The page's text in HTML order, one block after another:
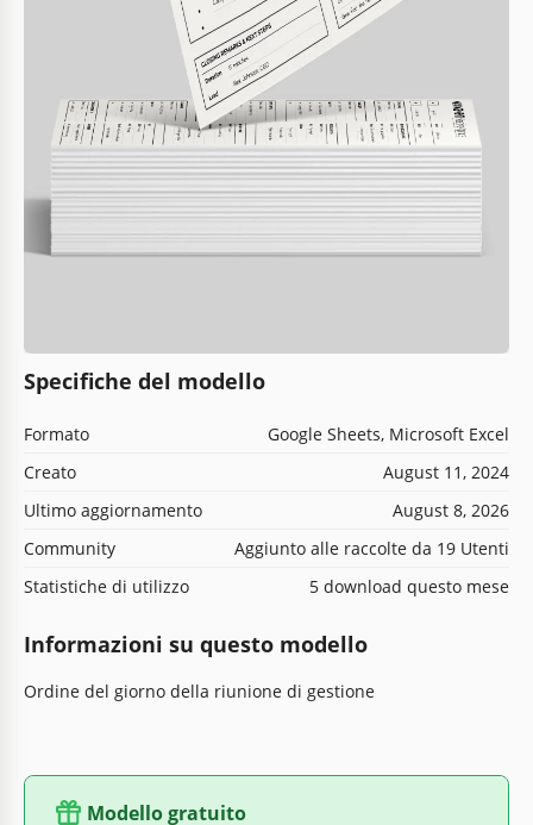
Specifiche del modello
Formato
Google Sheets, Microsoft Excel
Creato
August 11, 2024
Ultimo aggiornamento
August 8, 2026
Community
Aggiunto alle raccolte da 19 Utenti
Statistiche di utilizzo
5 download questo mese
Informazioni su questo modello
Ordine del giorno della riunione di gestione
Modello gratuito